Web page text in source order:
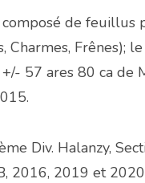
de feuillus
Charmes, Frênes);
57 ares 80 ca de
Div. Halanzy,
2016, 2019 et